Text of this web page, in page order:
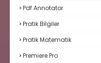
Pdf Annotator
Pratik Bilgiler
Pratik Matematik
Premiere Pro